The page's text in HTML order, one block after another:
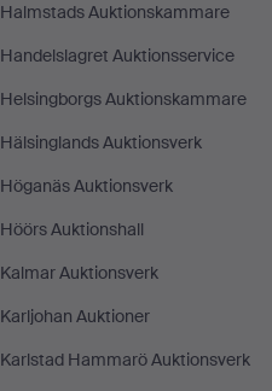
Halmstads Auktionskammare
Handelslagret Auktionsservice
Helsingborgs Auktionskammare
Hälsinglands Auktionsverk
Höganäs Auktionsverk
Höörs Auktionshall
Kalmar Auktionsverk
Karljohan Auktioner
Karlstad Hammarö Auktionsverk